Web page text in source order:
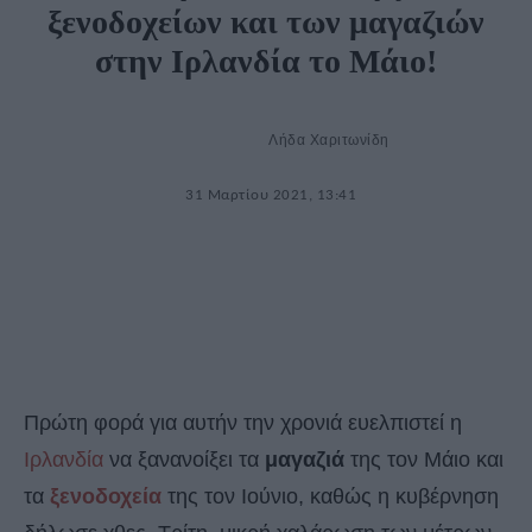
ξενοδοχείων και των μαγαζιών
στην Ιρλανδία το Μάιο!
Λήδα Χαριτωνίδη
31 Μαρτίου 2021, 13:41
Πρώτη φορά για αυτήν την χρονιά ευελπιστεί η
Ιρλανδία να ξανανοίξει τα μαγαζιά της τον Μάιο και
τα ξενοδοχεία της τον Ιούνιο, καθώς η κυβέρνηση